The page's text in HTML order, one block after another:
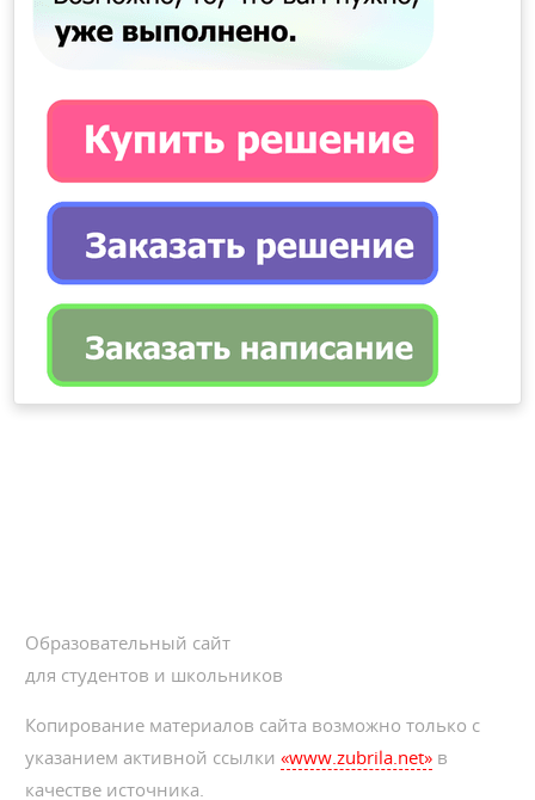
Образовательный сайт
для студентов и школьников
Копирование материалов сайта возможно только с
указанием активной ссылки«www.zubrila.net» в
качестве источника.